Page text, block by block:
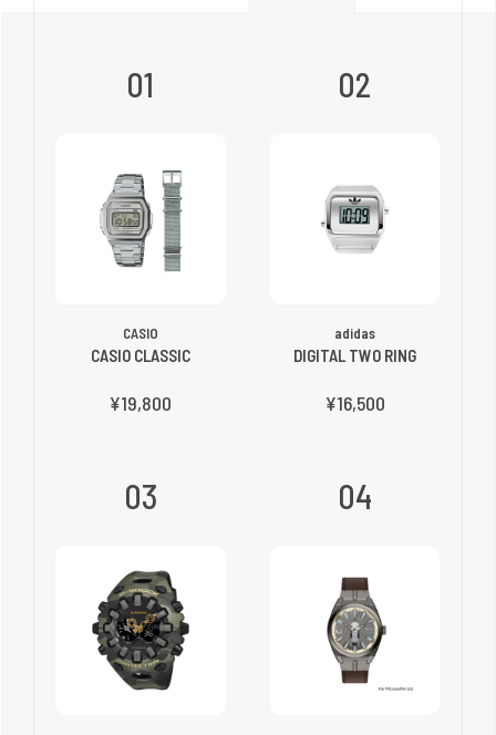
01
CASIO
CASIO CLASSIC
¥19,800
02
adidas
DIGITAL TWO RING
¥16,500
03 04